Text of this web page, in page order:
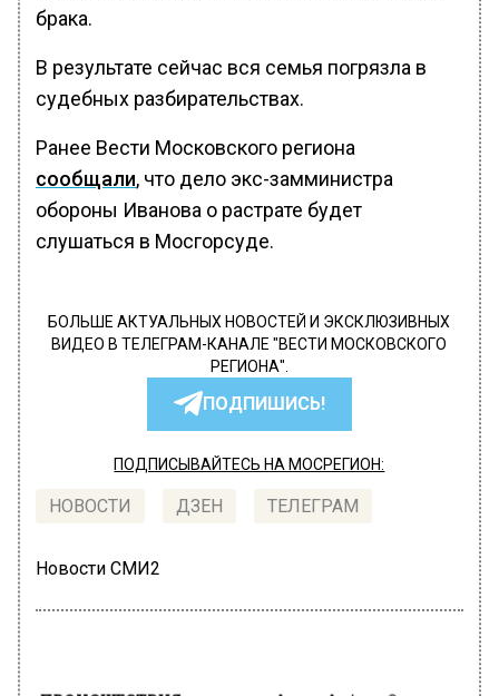
брака.
В результате сейчас вся семья погрязла в
судебных разбирательствах.
Ранее Вести Московского региона
сообщали, что дело экс-замминистра
обороны Иванова о растрате будет
слушаться в Мосгорсуде.
БОЛЬШЕ АКТУАЛЬНЫХ НОВОСТЕЙ И ЭКСКЛЮЗИВНЫХ
ВИДЕО В ТЕЛЕГРАМ-КАНАЛЕ "ВЕСТИ МОСКОВСКОГО
РЕГИОНА".
ПОДПИШИСЬ!
ПОДПИСЫВАЙТЕСЬ НА МОСРЕГИОН:
НОВОСТИ ДЗЕН ТЕЛЕГРАМ
Новости СМИ2